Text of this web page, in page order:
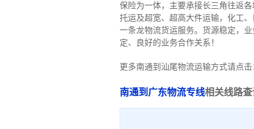
保险为一体，主要承接长三角往返
托运及超宽、超高大件运输，化工
一条龙物流货运服务。货源稳定，
定、良好的业务合作关系！
更多南通到汕尾物流运输方式请点
南通到广东物流专线相关线路查